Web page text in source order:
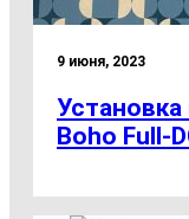
9 июня, 2023
Boho Full-